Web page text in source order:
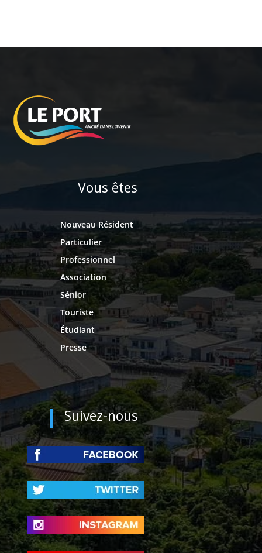
Vous êtes
Nouveau Résident
Particulier
Professionnel
Association
Sénior
Touriste
Étudiant
Presse
Suivez-nous